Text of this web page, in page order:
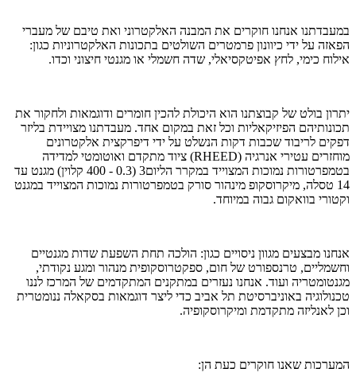
במעבדתנו אנחנו חוקרים את המבנה האלקטרוני ואת טיבם של מעברי
הפאזה על ידי כיוונון פרמטרים השולטים בתכונות האלקטרוניות כגון:
אילוח כימי, לחץ אפיטקסיאלי, שדה חשמלי או מגנטי חיצוני וכדו.
יתרון בולט של קבוצתנו הוא היכולת להכין חומרים ודוגמאות ולחקור את
תכונותיהם הפיזיקאליות וכל זאת במקום אחד. מעבדתנו מצויידת בליזר
דפקים לריבוד שכבות דקות הנשלט על ידי דיפרקצית אלקטרונים
מוחזרים עטירי אנרגיה (RHEED) ציוד מתקדם ואוטומטי למדידה
בטמפרטורות נמוכות המצוייד במקרר הליום3 (0.3 - 400 קלוין) מגנט עד
14 טסלה, מיקרוסקופ מינהור סורק בטמפרטורות נמוכות המצוייד במגנט
וקטורי בוואקום גבוה במיוחד.
אנחנו מבצעים מגוון ניסויים כגון: הולכה תחת השפעת שדות מגנטיים
וחשמליים, טרנספורט של חום, ספקטרוסקופית מנהור ומגע נקודתי,
מגנטומטריה ועוד. אנחנו נעזרים במתקנים המתקדמים של המרכז לננו
טכנולוגיה באוניברסיטת תל אביב כדי ליצר דוגמאות בסקאלה ננומטרית
וכן לאנליזה מתקדמת ומיקרוסקופיה.
המערכות שאנו חוקרים כעת הן: